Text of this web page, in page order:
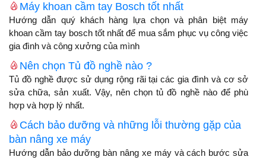
Máy khoan cầm tay Bosch tốt nhất
Hướng dẫn quý khách hàng lựa chọn và phân biệt máy
khoan cầm tay bosch tốt nhất để mua sắm phục vụ công việc
gia đình và công xưởng của mình
Nên chọn Tủ đồ nghề nào ?
Tủ đồ nghề được sử dụng rộng rãi tại các gia đình và cơ sở
sửa chữa, sản xuất. Vậy, nên chọn tủ đồ nghề nào để phù
hợp và hợp lý nhất.
Cách bảo dưỡng và những lỗi thường gặp của
bàn nâng xe máy
Hướng dẫn bảo dưỡng bàn nâng xe máy và cách bước sửa